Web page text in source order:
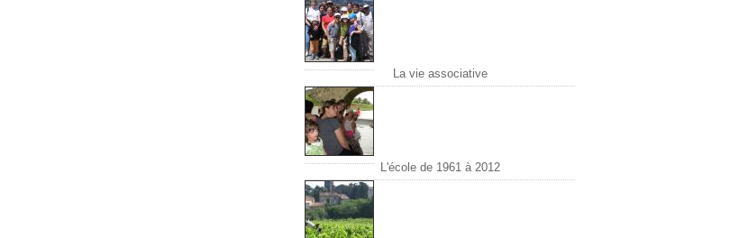
La vie associative
L'école de 1961 à 2012